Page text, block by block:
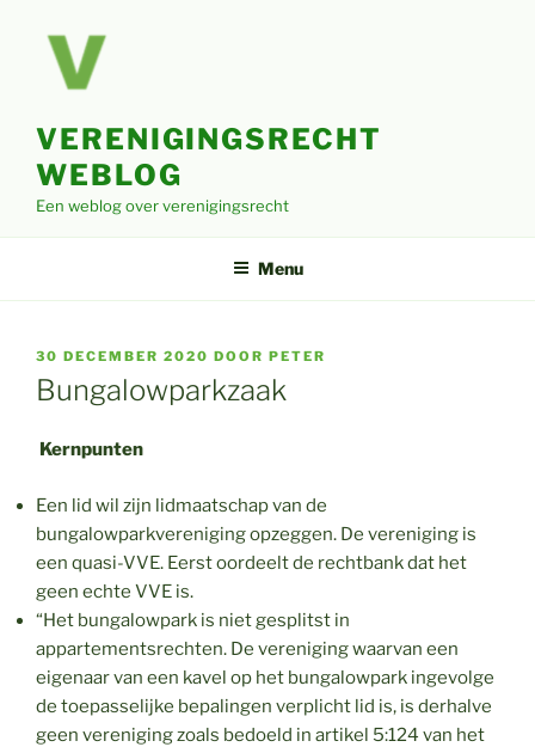
VERENIGINGSRECHT
WEBLOG
Een weblog over verenigingsrecht
Menu
GEPLAATST
OP
30 DECEMBER 2020 DOOR PETER
Bungalowparkzaak
Kernpunten
Een lid wil zijn lidmaatschap van de
bungalowparkvereniging opzeggen. De vereniging is
een quasi-VVE. Eerst oordeelt de rechtbank dat het
geen echte VVE is.
“Het bungalowpark is niet gesplitst in
appartementsrechten. De vereniging waarvan een
eigenaar van een kavel op het bungalowpark ingevolge
de toepasselijke bepalingen verplicht lid is, is derhalve
geen vereniging zoals bedoeld in artikel 5:124 van het